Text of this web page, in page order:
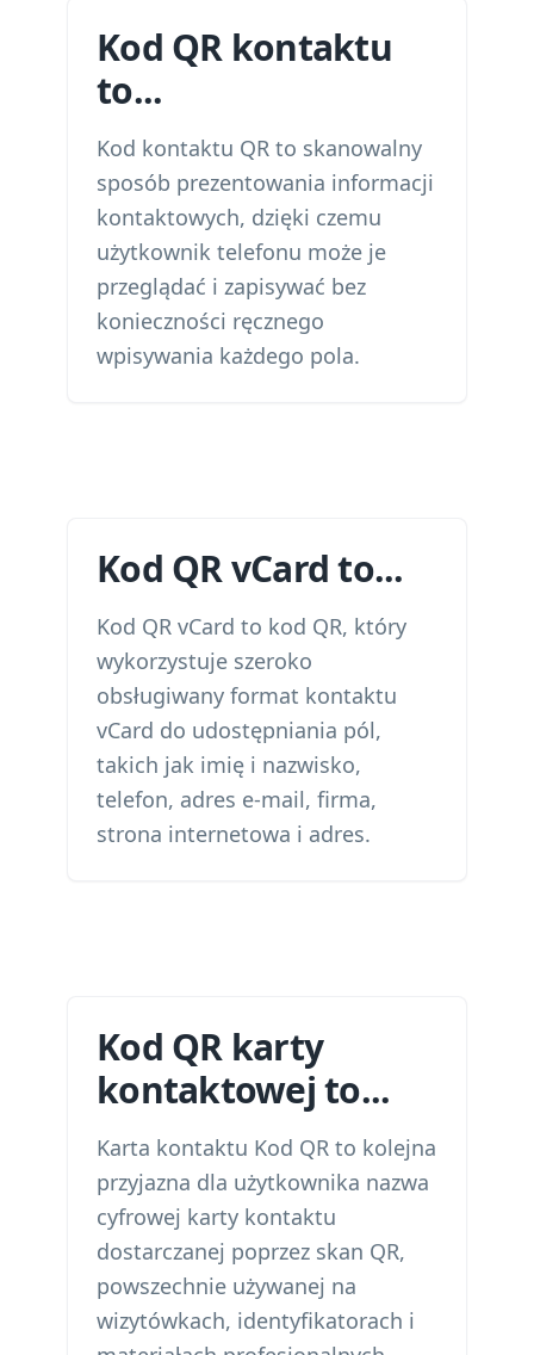
Kod QR kontaktu
to...
Kod kontaktu QR to skanowalny
sposób prezentowania informacji
kontaktowych, dzięki czemu
użytkownik telefonu może je
przeglądać i zapisywać bez
konieczności ręcznego
wpisywania każdego pola.
Kod QR vCard to...
Kod QR vCard to kod QR, który
wykorzystuje szeroko
obsługiwany format kontaktu
vCard do udostępniania pól,
takich jak imię i nazwisko,
telefon, adres e-mail, firma,
strona internetowa i adres.
Kod QR karty
kontaktowej to...
Karta kontaktu Kod QR to kolejna
przyjazna dla użytkownika nazwa
cyfrowej karty kontaktu
dostarczanej poprzez skan QR,
powszechnie używanej na
wizytówkach, identyfikatorach i